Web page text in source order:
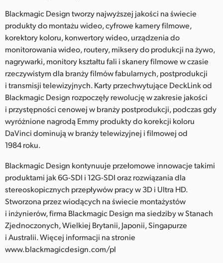
Blackmagic Design tworzy najwyższej jakości na świecie
produkty do montażu wideo, cyfrowe kamery filmowe,
korektory koloru, konwertory wideo, urządzenia do
monitorowania wideo, routery, miksery do produkcji na żywo,
nagrywarki, monitory kształtu fali i skanery filmowe w czasie
rzeczywistym dla branży filmów fabularnych, postprodukcji
i transmisji telewizyjnych. Karty przechwytujące DeckLink od
Blackmagic Design rozpoczęły rewolucję w zakresie jakości
i przystępności cenowej w branży postprodukcji, podczas gdy
wyróżnione nagrodą Emmy produkty do korekcji koloru
DaVinci dominują w branży telewizyjnej i filmowej od
1984 roku.
Blackmagic Design kontynuuje przełomowe innowacje takimi
produktami jak 6G-SDI i 12G-SDI oraz rozwiązania dla
stereoskopicznych przepływów pracy w 3D i Ultra HD.
Stworzona przez wiodących na świecie montażystów
i inżynierów, firma Blackmagic Design ma siedziby w Stanach
Zjednoczonych, Wielkiej Brytanii, Japonii, Singapurze
i Australii. Więcej informacji na stronie
www.blackmagicdesign.com/pl